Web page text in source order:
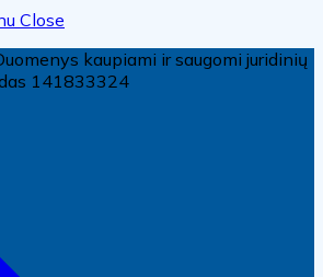
Close
kaupiami ir saugomi juridinių
141833324